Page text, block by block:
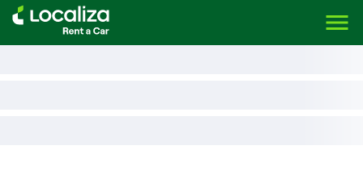
LOCALIZA ALQUILER DE VEHÍCULOS | LOCALIZA menu